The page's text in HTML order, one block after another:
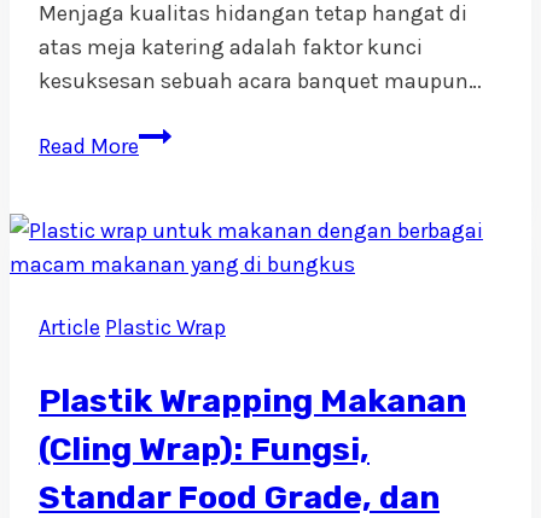
Menjaga kualitas hidangan tetap hangat di
atas meja katering adalah faktor kunci
kesuksesan sebuah acara banquet maupun…
Read MorePemanas
Tips
Memilih
Terbaik
Catering
dan
Hotel
Article Plastic Wrap
Plastik Wrapping Makanan
(Cling Wrap): Fungsi,
Standar Food Grade, dan